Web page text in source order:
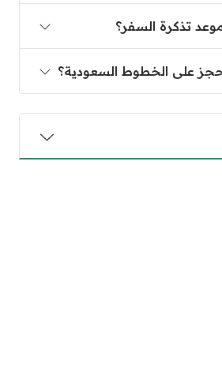
تذكرة السفر؟
على الخطوط السعودية؟